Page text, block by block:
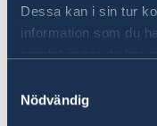
Dessa kan i sin tur
information som du
Nödvändig
kontrollera
kontakta
konsulatet i